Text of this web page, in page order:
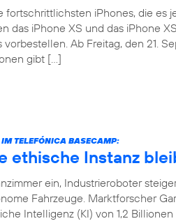
fortschrittlichsten iPhones, die es
das iPhone XS und das iPhone
vorbestellen. Ab Freitag, den 21.
gibt […]
TELEFÓNICA BASECAMP:
ethische Instanz
ein, Industrieroboter
Fahrzeuge. Marktforscher
Intelligenz (KI) von 1,2 Billionen